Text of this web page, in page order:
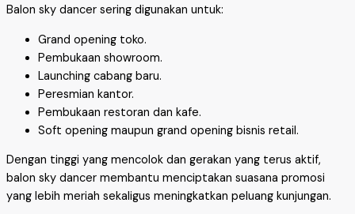
Balon sky dancer sering digunakan untuk:
Grand opening toko.
Pembukaan showroom.
Launching cabang baru.
Peresmian kantor.
Pembukaan restoran dan kafe.
Soft opening maupun grand opening bisnis retail.
Dengan tinggi yang mencolok dan gerakan yang terus aktif,
balon sky dancer membantu menciptakan suasana promosi
yang lebih meriah sekaligus meningkatkan peluang kunjungan.